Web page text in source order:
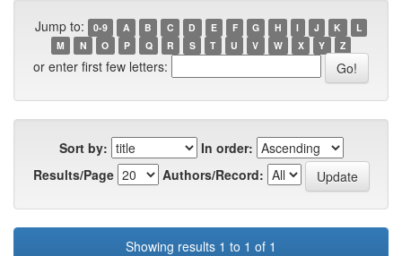
Jump to: 0-9 A B C D E F G H I J K
L
M
N O P Q R S T U V W X Y Z
or enter first few letters:
Sort by:
In order:
Results/Page
Authors/Record:
Showing results 1 to 1 of 1